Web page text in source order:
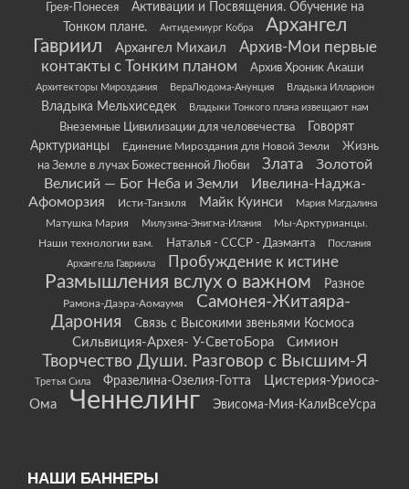
Грея-Понесея
Активации и Посвящения. Обучение на
Тонком плане.
Антидемиург Кобра
Архангел
Гавриил
Архангел Михаил
Архив-Мои первые
контакты с Тонким планом
Архив Хроник Акаши
Архитекторы Мироздания ВераЛюдома-Анунция Владыка Илларион
Владыка Мельхиседек Владыки Тонкого плана извещают нам
Внеземные Цивилизации для человечества
Говорят
Арктурианцы
Единение Мироздания для Новой Земли
Жизнь
на Земле в лучах Божественной Любви
Злата
Золотой
Велисий — Бог Неба и Земли
Ивелина-Наджа-
Афоморзия
Исти-Танзиля Майк Куинси Мария Магдалина
Матушка Мария Милузина-Энигма-Илания
Мы-Арктурианцы.
Наши технологии вам.
Наталья - СССР - Даэманта
Послания
Архангела Гавриила
Пробуждение к истине
Размышления вслух о важном Разное
Рамона-Даэра-Аомаумя
Самонея-Житаяра-
Дарония
Связь с Высокими звеньями Космоса
Сильвиция-Архея- У-СветоБора Симион
Творчество Души. Разговор с Высшим-Я
Третья Сила Фразелина-Озелия-Готта
Цистерия-Уриоса-
Ома
Ченнелинг Эвисома-Мия-КалиВсеУсра
НАШИ БАННЕРЫ